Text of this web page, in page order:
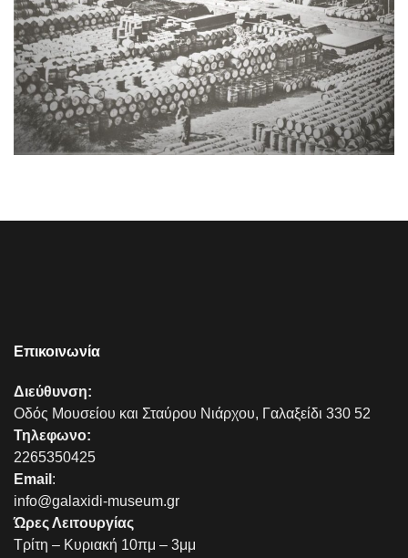
Επικοινωνία
Διεύθυνση:
Οδός Μουσείου και Σταύρου Νιάρχου, Γαλαξείδι 330 52
Τηλεφωνο:
2265350425
Email :
info@galaxidi-museum.gr
Ώρες Λειτουργίας
Τρίτη – Κυριακή 10πμ – 3μμ